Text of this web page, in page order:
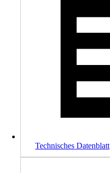
Technisches Datenblatt